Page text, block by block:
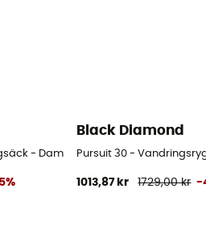
- Dam
Black Diamond
Pursuit 30 -
1013,87 kr 1729,00 kr -